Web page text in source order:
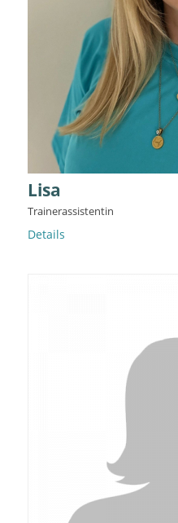
Lisa
Trainerassistentin
Details